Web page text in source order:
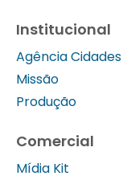
Institucional
Agência Cidades
Missão
Produção
Comercial
Mídia Kit